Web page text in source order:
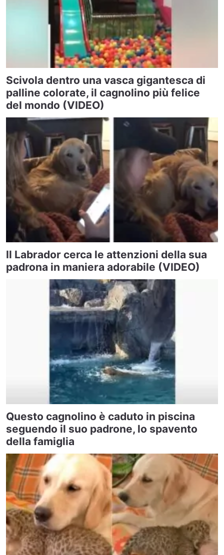
Scivola dentro una vasca gigantesca di
palline colorate, il cagnolino più felice
del mondo (VIDEO)
Il Labrador cerca le attenzioni della sua
padrona in maniera adorabile (VIDEO)
Questo cagnolino è caduto in piscina
seguendo il suo padrone, lo spavento
della famiglia